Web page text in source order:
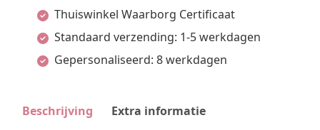
Thuiswinkel Waarborg Certificaat
Standaard verzending: 1-5 werkdagen
Gepersonaliseerd: 8 werkdagen
Beschrijving Extra informatie